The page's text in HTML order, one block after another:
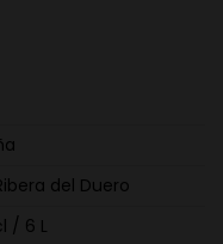
del Duero
/ 6 L